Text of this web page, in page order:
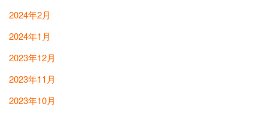
2024年2月
2024年1月
2023年12月
2023年11月
2023年10月